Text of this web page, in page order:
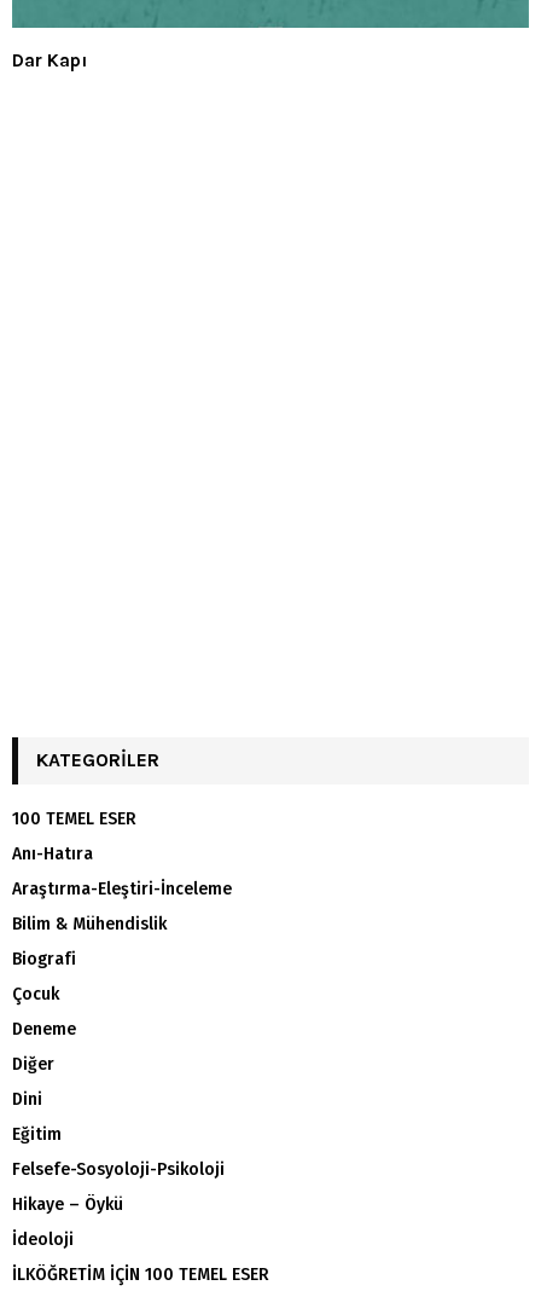
Dar Kapı
KATEGORILER
100 TEMEL ESER
Anı-Hatıra
Araştırma-Eleştiri-İnceleme
Bilim & Mühendislik
Biografi
Çocuk
Deneme
Diğer
Dini
Eğitim
Felsefe-Sosyoloji-Psikoloji
Hikaye – Öykü
İdeoloji
İLKÖĞRETİM İÇİN 100 TEMEL ESER